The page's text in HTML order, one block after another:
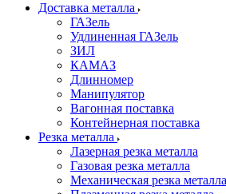
Доставка металла
ГАЗель
Удлиненная ГАЗель
ЗИЛ
КАМАЗ
Длинномер
Манипулятор
Вагонная поставка
Контейнерная поставка
Резка металла
Лазерная резка металла
Газовая резка металла
Механическая резка металла